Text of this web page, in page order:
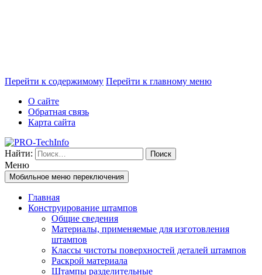
Перейти к содержимому Перейти к главному меню
О сайте
Обратная связь
Карта сайта
Найти:
Меню
Мобильное меню переключения
Главная
Конструирование штампов
Общие сведения
Материалы, применяемые для изготовления
штампов
Классы чистоты поверхностей деталей штампов
Раскрой материала
Штампы разделительные